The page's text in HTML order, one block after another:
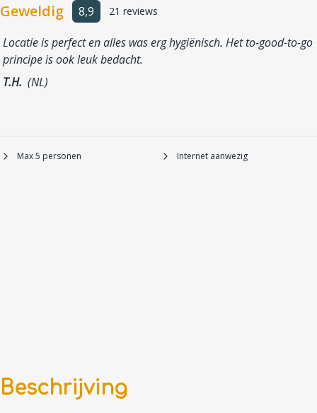
Beschrijving
Geweldig 8,9 21 reviews
Locatie is perfect en alles was erg hygiënisch. Het to-good-to-go
principe is ook leuk bedacht.
T.H. (NL)
Max 5 personen Internet aanwezig